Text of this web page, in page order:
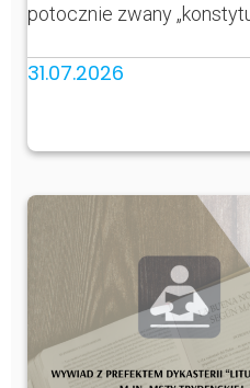
potocznie zwany
31.07.2026